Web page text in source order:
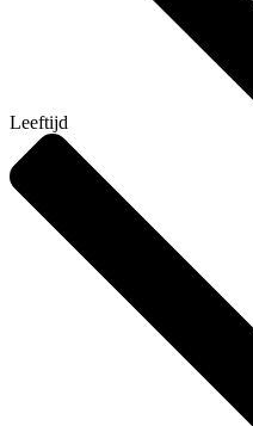
Leeftijd